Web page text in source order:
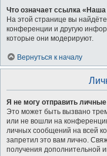
Что означает ссылка
На этой странице вы
конференции и другую
которые они модерируют.
Вернуться к началу
Я не могу отправить
Это может быть вызвано
или не вошли на
личных сообщений на всей
запретил это вам лично.
получения дополнительной